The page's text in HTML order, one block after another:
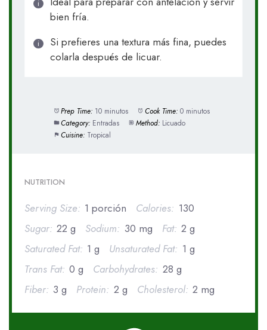
bien fría.
Si prefieres una textura más fina, puedes
colarla después de licuar.
Prep Time: 10 minutos Cook Time: 0 minutos
Category: Entradas Method: Licuado
Cuisine: Tropical
NUTRITION
Serving Size: 1 porción Calories: 130
Sugar: 22 g Sodium: 30 mg Fat: 2 g
Saturated Fat: 1 g Unsaturated Fat: 1 g
Trans Fat: 0 g Carbohydrates: 28 g
Fiber: 3 g Protein: 2 g Cholesterol: 2 mg